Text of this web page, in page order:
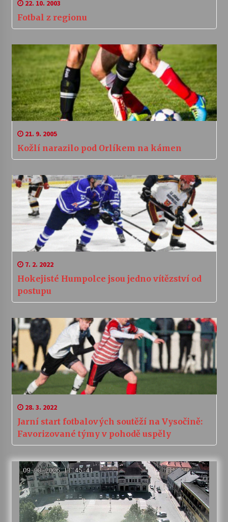
22. 10. 2003
Fotbal z regionu
21. 9. 2005
Kožlí narazilo pod Orlíkem na kámen
7. 2. 2022
Hokejisté Humpolce jsou jedno vítězství od
postupu
28. 3. 2022
Jarní start fotbalových soutěží na Vysočině:
Favorizované týmy v pohodě uspěly